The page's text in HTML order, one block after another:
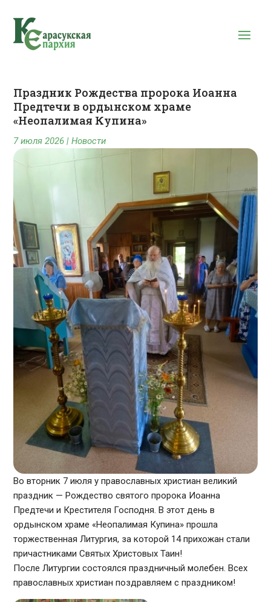
Праздник Рождества пророка Иоанна
Предтечи в ордынском храме
«Неопалимая Купина»
7 июля 2026 |Новости
Во вторник 7 июля у православных христиан великий
праздник — Рождество святого пророка Иоанна
Предтечи и Крестителя Господня. В этот день в
ордынском храме «Неопалимая Купина» прошла
торжественная Литургия, за которой 14 прихожан стали
причастниками Святых Христовых Таин!
После Литургии состоялся праздничный молебен. Всех
православных христиан поздравляем с праздником!